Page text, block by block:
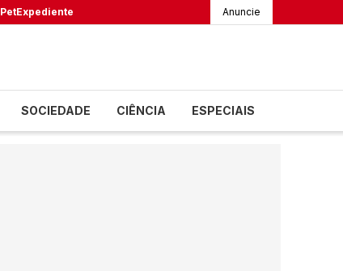
PetExpediente Anuncie
SOCIEDADE CIÊNCIA ESPECIAIS